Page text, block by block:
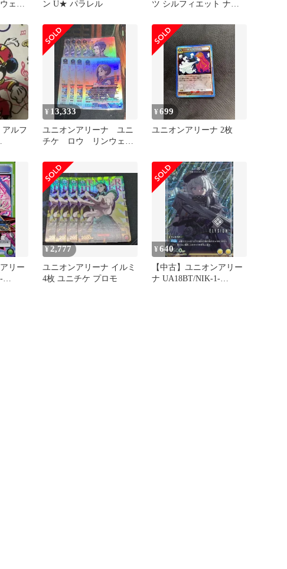
ェ
ン U★ パラレル
ツ シルフィエット ナナ
アルフ
¥ 13,333
ユニオンアリーナ ユニ
チケ ロウ リンウェ
¥699
ユニオンアリーナ 2枚
リー
¥2,777
ユニオンアリーナ イルミ
4枚 ユニチケ プロモ
¥640
【中古】ユニオンアリー
ナ UA18BT/NIK-1-